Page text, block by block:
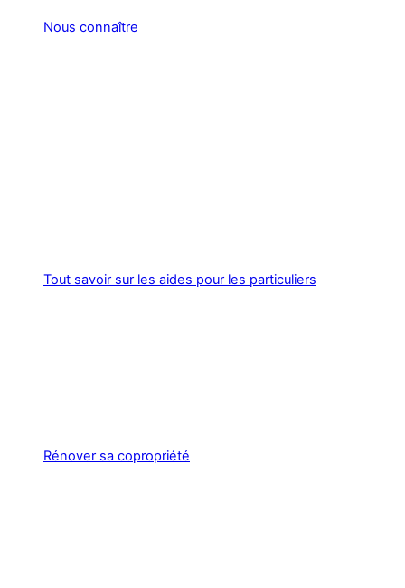
Nous connaître
Tout savoir sur les aides pour les particuliers
Rénover sa copropriété